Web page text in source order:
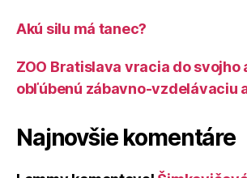
Akú silu má tanec?
ZOO Bratislava vracia do svojho
obľúbenú zábavno-vzdelávaciu
Najnovšie komentáre